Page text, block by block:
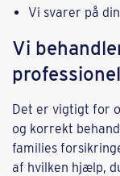
Vi svarer på
Vi
Det er vigtigt for
og korrekt
families
af hvilken hjælp,